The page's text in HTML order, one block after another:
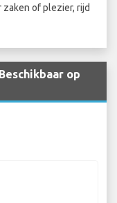
of plezier, rijd
op